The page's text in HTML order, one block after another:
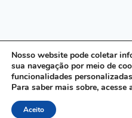
© 2026 Fotografei -
Nosso website pode coletar
sua navegação por meio de
funcionalidades
Para saber mais sobre, acesse
Aceito